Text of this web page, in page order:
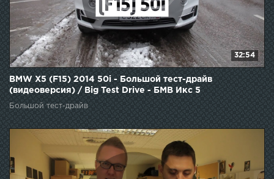
32:54
BMW X5 (F15) 2014 50i - Большой тест-драйв
(видеоверсия) / Big Test Drive - БМВ Икс 5
Большой тест-драйв